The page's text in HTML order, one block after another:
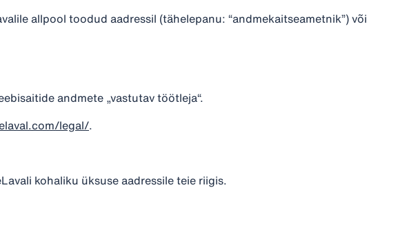
allpool toodud aadressil (tähelepanu: “andmekaitseametnik”) või
andmete „vastutav töötleja“.
legal/.
kohaliku üksuse aadressile teie riigis.